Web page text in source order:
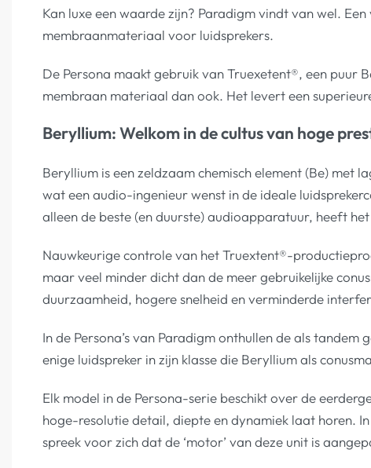
Kan luxe een waarde zijn? Paradigm vindt van wel.
membraanmateriaal voor luidsprekers.
De Persona maakt gebruik van Truexetent®, een puur
membraan materiaal dan ook. Het levert een
Beryllium: Welkom in de cultus van hoge
Beryllium is een zeldzaam chemisch element (Be) met
wat een audio-ingenieur wenst in de ideale
alleen de beste (en duurste) audioapparatuur, heeft
Nauwkeurige controle van het Truextent®-
maar veel minder dicht dan de meer gebruikelijke
duurzaamheid, hogere snelheid en verminderde
In de Persona’s van Paradigm onthullen de als
enige luidspreker in zijn klasse die Beryllium als
Elk model in de Persona-serie beschikt over de
hoge-resolutie detail, diepte en dynamiek laat horen.
spreek voor zich dat de ‘motor’ van deze unit is